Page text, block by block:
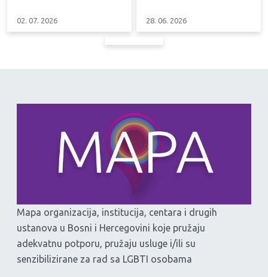
02. 07. 2026 28. 06. 2026
Mapa organizacija, institucija, centara i drugih
ustanova u Bosni i Hercegovini koje pružaju
adekvatnu potporu, pružaju usluge i/ili su
senzibilizirane za rad sa LGBTI osobama